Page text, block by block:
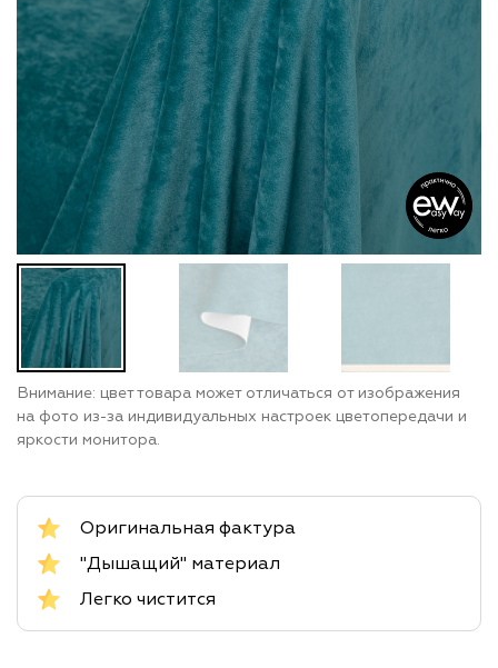
Внимание: цвет товара может отличаться от изображения
на фото из-за индивидуальных настроек цветопередачи и
яркости монитора.
Оригинальная фактура
"Дышащий" материал
Легко чистится